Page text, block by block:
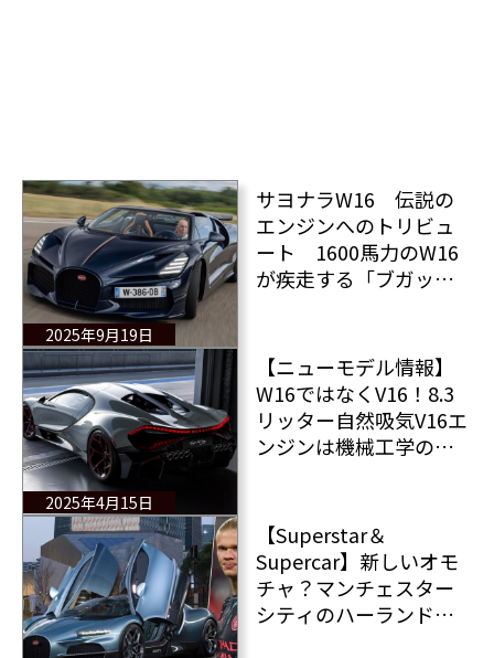
2025年9月19日
サヨナラW16 伝説の
エンジンへのトリビュ
ート 1600馬力のW16
が疾走する「ブガッテ
試乗！
2025年4月15日
【ニューモデル情報】
W16ではなくV16！8.3
リッター自然吸気V16エ
ンジンは機械工学の芸
ン発進！
【Superstar＆
Supercar】新しいオモ
チャ？マンチェスター
シティのハーランドが6